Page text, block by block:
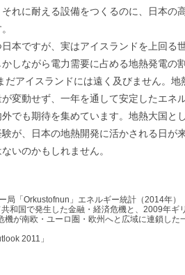
れに耐える設備をつくるのに、日本の
本ですが、実はアイスランドを上回る
しながら電力需要に占める地熱発電の
だアイスランドには遠く及びません。地
変動せず、一年を通して安定したエネ
でも期待を集めています。地熱大国と
が、日本の地熱開発に活かされる日が
いのかもしれません。
局「Orkustofnun」エネルギー統計（2014年）
和国で発生した金融・経済危機と、2009年ギ
機が南欧・ユーロ圏・欧州へと広域に連鎖した
2011」